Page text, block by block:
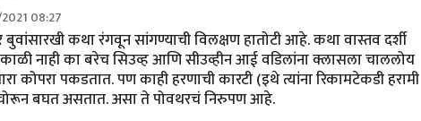
08:27
byसुक्या कथा रंगवून सांगण्याची विलक्षण हातोटी आहे. कथा वास्तव दर्शी
नाही का बरेच सिउव्ह आणि सीउव्हीन आई वडिलांना क्लासला चाललोय
कोपरा पकडतात. पण काही हरणाची कारटी (इथे त्यांना रिकामटेकडी हरामी
बघत असतात. असा ते पोवथरचं निरुपण आहे.